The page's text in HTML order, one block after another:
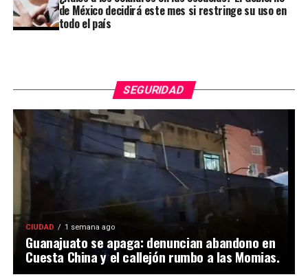
de México decidirá este mes si restringe su uso en
todo el país
SEGURIDAD
CIUDAD 1 semana ago
Guanajuato se apaga: denuncian abandono en
Cuesta China y el callejón rumbo a las Momias.